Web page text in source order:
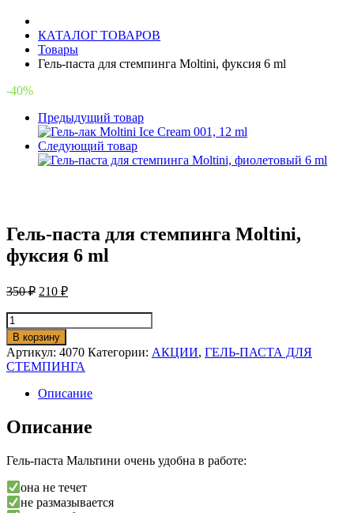
КАТАЛОГ ТОВАРОВ
Товары
Гель-паста для стемпинга Moltini, фуксия 6 ml
-40%
Предыдущий товар
Следующий товар
Гель-паста для стемпинга Moltini,
фуксия 6 ml
350₽ 210 ₽
Количество
товара
Гель-
паста
для
стемпинга
Moltini,
фуксия
6
В корзину
Артикул: 4070 Категории: АКЦИИ, ГЕЛЬ-ПАСТА ДЛЯ
СТЕМПИНГА
Описание
Описание
Гель-паста Мальтини очень удобна в работе:
она не течет
не размазывается